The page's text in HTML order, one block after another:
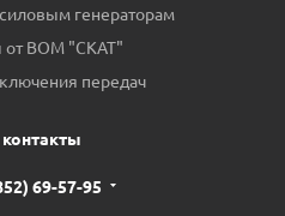
генераторам
от ВОМ "СКАТ"
передач
69-57-95